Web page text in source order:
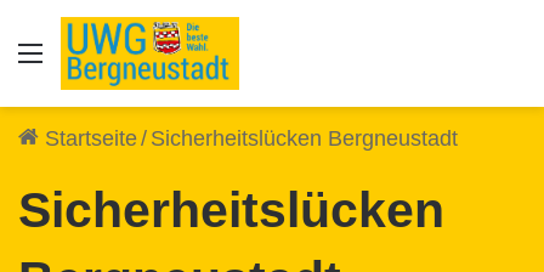
Auswahl
Startseite/ Sicherheitslücken Bergneustadt
Sicherheitslücken